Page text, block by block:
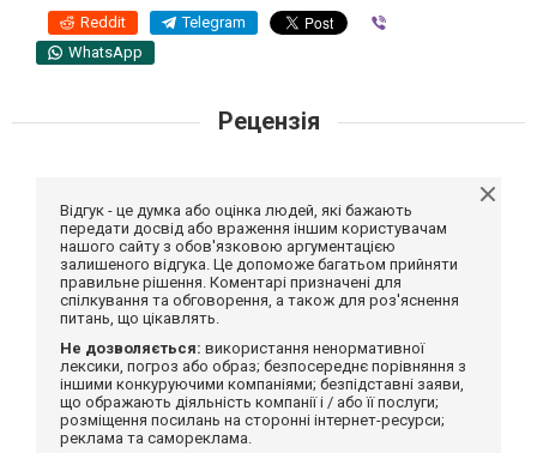
Reddit Telegram
WhatsApp
Рецензія
Відгук - це думка або оцінка людей, які бажають
передати досвід або враження іншим користувачам
нашого сайту з обов'язковою аргументацією
залишеного відгука. Це допоможе багатьом прийняти
правильне рішення. Коментарі призначені для
спілкування та обговорення, а також для роз'яснення
питань, що цікавлять.
Не дозволяється: використання ненормативної
лексики, погроз або образ; безпосереднє порівняння з
іншими конкуруючими компаніями; безпідставні заяви,
що ображають діяльність компанії і / або її послуги;
розміщення посилань на сторонні інтернет-ресурси;
реклама та самореклама.